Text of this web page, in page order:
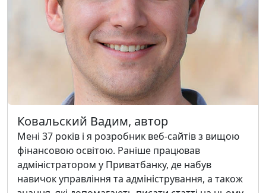
Ковальский Вадим, автор
Мені 37 років і я розробник веб-сайтів з вищою
фінансовою освітою. Раніше працював
адміністратором у Приватбанку, де набув
навичок управління та адміністрування, а також